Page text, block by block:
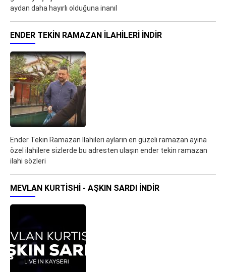
aydan daha hayırlı olduğuna inanıl
ENDER TEKIN RAMAZAN İLAHILERI İNDIR
Ender Tekin Ramazan İlahileri ayların en güzeli ramazan ayına
özel ilahilere sizlerde bu adresten ulaşın ender tekin ramazan
ilahi sözleri
MEVLAN KURTISHI - AŞKIN SARDI İNDIR